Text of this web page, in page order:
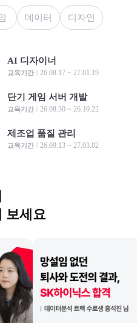
데이터 디자인
모집 중
모집 중
AI 디자이너
교육기간 26.08.17 ~ 27.01.19
모집 중
모집 중
단기 게임 서버 개발
교육기간 26.08.30 ~ 26.10.22
모집 중
모집 중
제조업 품질 관리
교육기간 26.09.13 ~ 27.03.02
보세요